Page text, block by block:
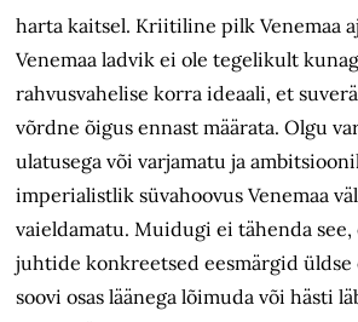
harta kaitsel. Kriitiline pilk Venemaa
Venemaa ladvik ei ole tegelikult
rahvusvahelise korra ideaali, et
võrdne õigus ennast määrata. Olgu
ulatusega või varjamatu ja
imperialistlik süvahoovus Venemaa
vaieldamatu. Muidugi ei tähenda see,
juhtide konkreetsed eesmärgid üldse
soovi osas läänega lõimuda või hästi